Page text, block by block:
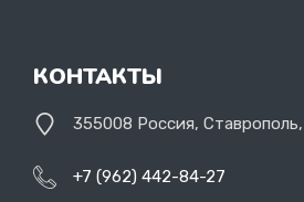
КОНТАКТЫ
355008 Россия,
+7 (962) 442-84-27